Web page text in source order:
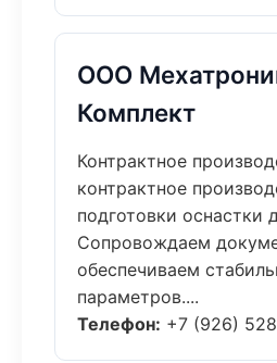
ООО
Комплект
Контрактное
контрактное
подготовки оснастки
Сопровождаем
обеспечиваем
параметров....
Телефон: +7 (926)